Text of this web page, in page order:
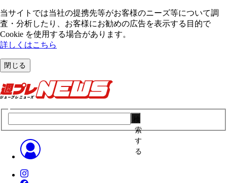
当サイトでは当社の提携先等がお客様のニーズ等について調
査・分析したり、お客様にお勧めの広告を表⽰する⽬的で
Cookie を使⽤する場合があります。
詳しくはこちら
閉じる
索
す
る